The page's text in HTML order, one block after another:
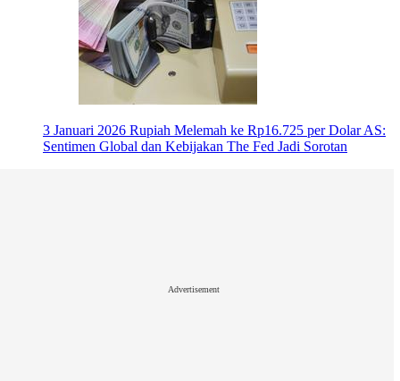
3 Januari 2026 Rupiah Melemah ke Rp16.725 per Dolar AS:
Sentimen Global dan Kebijakan The Fed Jadi Sorotan
Advertisement